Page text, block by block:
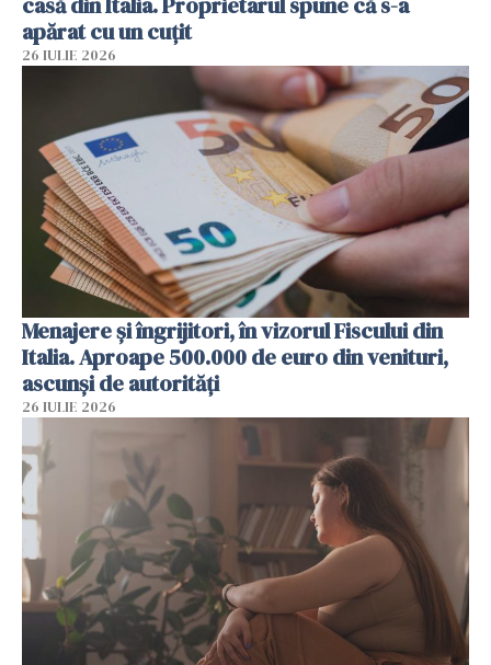
apărat cu un cuțit
26 IULIE 2026
Menajere și îngrijitori, în vizorul Fiscului din
Italia. Aproape 500.000 de euro din venituri,
ascunși de autorități
26 IULIE 2026